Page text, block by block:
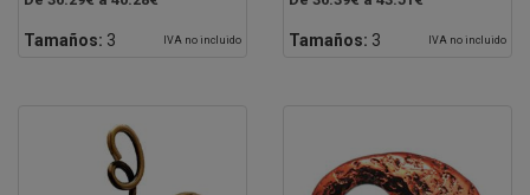
Tamaños: 3 IVA no incluido Tamaños: 3 IVA no incluido